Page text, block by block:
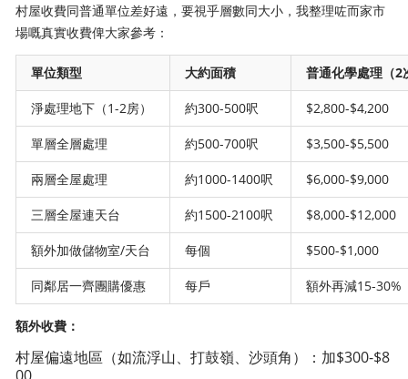
村屋收費同普通單位差好遠，要視乎層數同大小，我整理咗而家市
場嘅真實收費俾大家參考：
單位類型 大約面積 普通化學處理（2
淨處理地下（1-2房） 約300-500呎 $2,800-$4,200
單層全層處理 約500-700呎 $3,500-$5,500
兩層全屋處理 約1000-1400呎 $6,000-$9,000
三層全屋連天台 約1500-2100呎 $8,000-$12,000
額外加做儲物室/天台 每個 $500-$1,000
同鄰居一齊團購優惠 每戶 額外再減15-30%
額外收費：
村屋偏遠地區（如流浮山、打鼓嶺、沙頭角）：加$300-$8